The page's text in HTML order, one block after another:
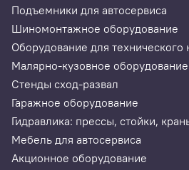
Подъемники для автосервиса
Шиномонтажное оборудование
Оборудование для технического
Малярно-кузовное оборудование
Стенды сход-развал
Гаражное оборудование
Гидравлика: прессы, стойки,
Мебель для автосервиса
Акционное оборудование